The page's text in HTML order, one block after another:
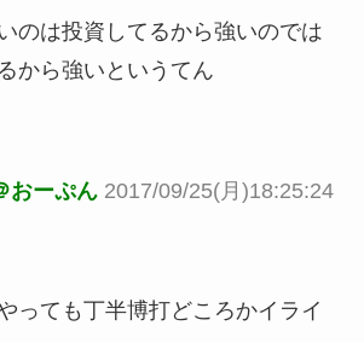
のは投資してるから強いのでは
から強いというてん
おーぷん 2017/09/25(月)18:25:24
っても丁半博打どころかイライ